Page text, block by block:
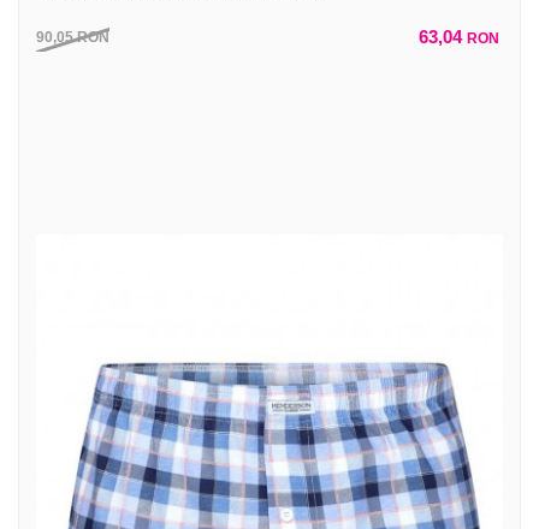
90,05RON 63,04 RON